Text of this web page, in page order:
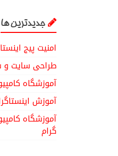
جدیدترین ها
امنیت پیج
طراحی سایت و
آموزشگاه
آموزش
آموزشگاه
گرام